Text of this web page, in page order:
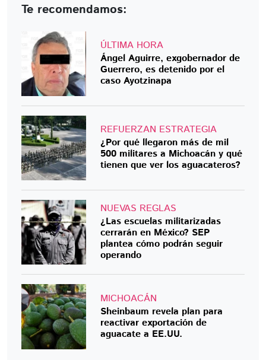
Te recomendamos:
ÚLTIMA HORA
Ángel Aguirre, exgobernador de
Guerrero, es detenido por el
caso Ayotzinapa
REFUERZAN ESTRATEGIA
¿Por qué llegaron más de mil
500 militares a Michoacán y qué
tienen que ver los aguacateros?
NUEVAS REGLAS
¿Las escuelas militarizadas
cerrarán en México? SEP
plantea cómo podrán seguir
operando
MICHOACÁN
Sheinbaum revela plan para
reactivar exportación de
aguacate a EE.UU.